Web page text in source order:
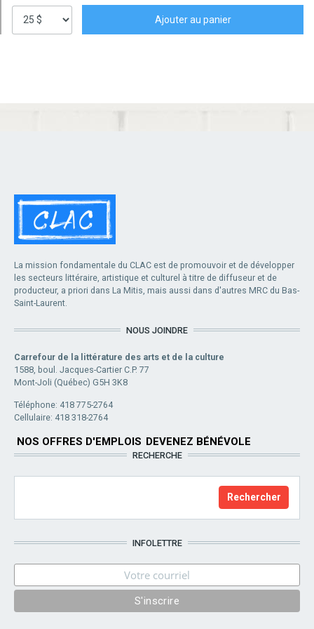
La mission fondamentale du CLAC est de promouvoir et de développer
les secteurs littéraire, artistique et culturel à titre de diffuseur et de
producteur, a priori dans La Mitis, mais aussi dans d'autres MRC du Bas-
Saint-Laurent.
NOUS JOINDRE
Carrefour de la littérature des arts et de la culture
1588, boul. Jacques-Cartier C.P. 77
Mont-Joli (Québec) G5H 3K8
Téléphone: 418 775-2764
Cellulaire: 418 318-2764
NOS OFFRES D'EMPLOIS DEVENEZ BÉNÉVOLE
RECHERCHE
INFOLETTRE